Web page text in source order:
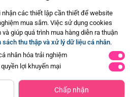
các thiết lập cần thiết để website
mua sắm. Việc sử dụng cookies
giúp quá trình mua hàng diễn ra thuận
sách thu thập và xử lý dữ liệu cá nhân.
nhân hóa trải nghiệm
lợi khuyến mại
Chấp nhận
Giỏ hàng